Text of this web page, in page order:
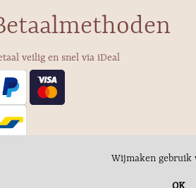
Wij maken gebruik
veilig en snel via iDeal